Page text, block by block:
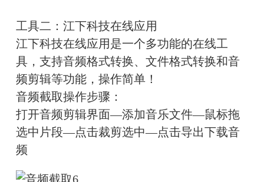
工具二：江下科技在线应用
江下科技在线应用是一个多功能的在线工
具，支持音频格式转换、文件格式转换和音
频剪辑等功能，操作简单！
音频截取操作步骤：
打开音频剪辑界面—添加音乐文件—鼠标拖
选中片段—点击裁剪选中—点击导出下载音
频